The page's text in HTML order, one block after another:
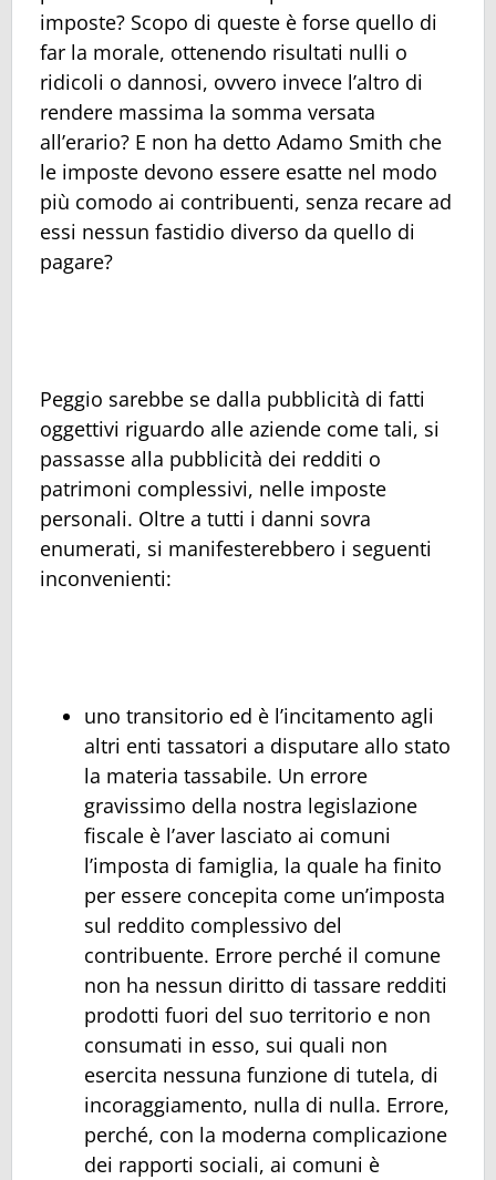
imposte? Scopo di queste è forse quello di
far la morale, ottenendo risultati nulli o
ridicoli o dannosi, ovvero invece l’altro di
rendere massima la somma versata
all’erario? E non ha detto Adamo Smith che
le imposte devono essere esatte nel modo
più comodo ai contribuenti, senza recare ad
essi nessun fastidio diverso da quello di
pagare?
Peggio sarebbe se dalla pubblicità di fatti
oggettivi riguardo alle aziende come tali, si
passasse alla pubblicità dei redditi o
patrimoni complessivi, nelle imposte
personali. Oltre a tutti i danni sovra
enumerati, si manifesterebbero i seguenti
inconvenienti:
uno transitorio ed è l’incitamento agli
altri enti tassatori a disputare allo stato
la materia tassabile. Un errore
gravissimo della nostra legislazione
fiscale è l’aver lasciato ai comuni
l’imposta di famiglia, la quale ha finito
per essere concepita come un’imposta
sul reddito complessivo del
contribuente. Errore perché il comune
non ha nessun diritto di tassare redditi
prodotti fuori del suo territorio e non
consumati in esso, sui quali non
esercita nessuna funzione di tutela, di
incoraggiamento, nulla di nulla. Errore,
perché, con la moderna complicazione
dei rapporti sociali, ai comuni è